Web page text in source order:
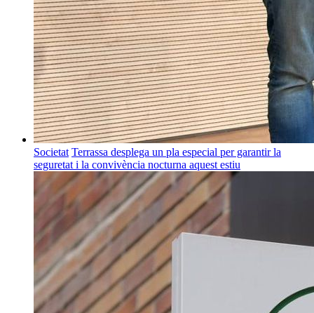
Societat Terrassa desplega un pla especial per garantir la
seguretat i la convivència nocturna aquest estiu